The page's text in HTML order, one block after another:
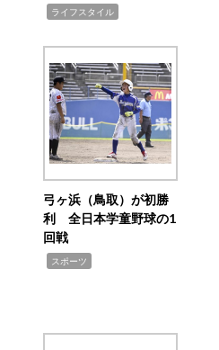
ライフスタイル
弓ヶ浜（鳥取）が初勝
利 全日本学童野球の1
回戦
スポーツ